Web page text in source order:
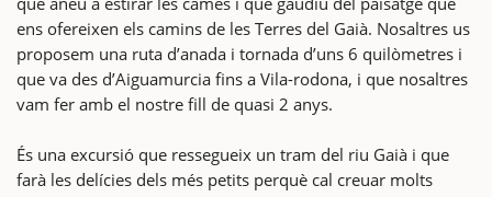
ens ofereixen els camins de les Terres del Gaià. Nosaltres us
proposem una ruta d’anada i tornada d’uns 6 quilòmetres i
que va des d’Aiguamurcia fins a Vila-rodona, i que nosaltres
vam fer amb el nostre fill de quasi 2 anys.
És una excursió que ressegueix un tram del riu Gaià i que
farà les delícies dels més petits perquè cal creuar molts